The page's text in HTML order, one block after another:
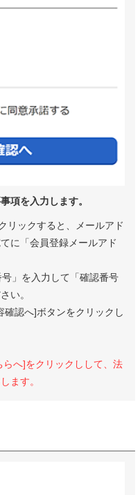
項を入力します。
リックすると、メールアド
に「会員登録メールアド
」を入力して「確認番号
い。
認へ]ボタンをクリックし
へ]をクリックしして、法
ます。